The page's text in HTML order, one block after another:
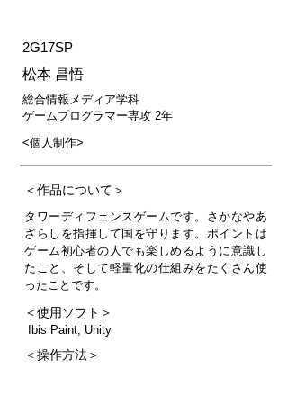
2G17SP
松本 昌悟
総合情報メディア学科
ゲームプログラマー専攻 2年
<個人制作>
＜作品について＞
タワーディフェンスゲームです。さかなやあ
ざらしを指揮して国を守ります。ポイントは
ゲーム初心者の人でも楽しめるように意識し
たこと、そして軽量化の仕組みをたくさん使
ったことです。
＜使用ソフト＞
Ibis Paint, Unity
＜操作方法＞